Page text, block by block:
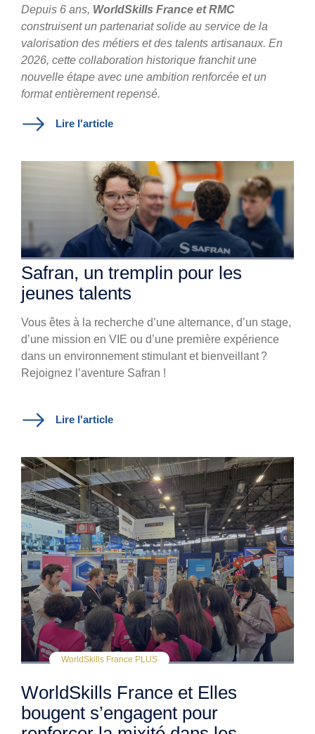
Depuis 6 ans, WorldSkills France et RMC
construisent un partenariat solide au service de la
valorisation des métiers et des talents artisanaux. En
2026, cette collaboration historique franchit une
nouvelle étape avec une ambition renforcée et un
format entièrement repensé.
Lire l'article
Safran, un tremplin pour les
jeunes talents
Vous êtes à la recherche d’une alternance, d’un stage,
d’une mission en VIE ou d’une première expérience
dans un environnement stimulant et bienveillant ?
Rejoignez l’aventure Safran !
Lire l'article
WorldSkills France PLUS
WorldSkills France et Elles
bougent s’engagent pour